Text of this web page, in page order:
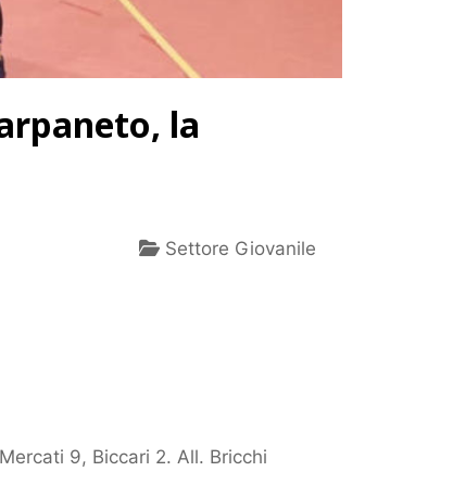
la
Settore Giovanile
9, Biccari 2. All. Bricchi